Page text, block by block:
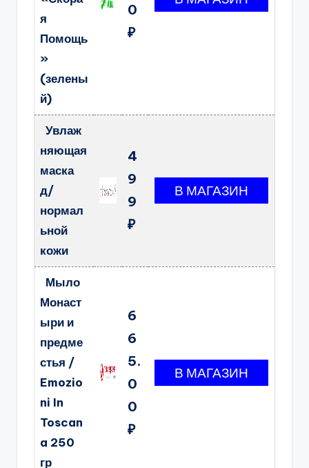
я
Помощь
»
(зелены
й)
0
₽
Увлаж
няющая
маска
д/
нормал
ьной
кожи
4
9
9
₽
Мыло
Монаст
ыри и
предме
стья /
Emozio
ni In
Toscan
a 250
гр
6
6
5.
0
0
₽